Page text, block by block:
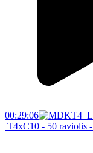
00:29:06
T4xC10 - 50 raviolis